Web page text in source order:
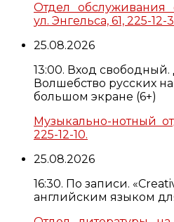
Отдел обслуживания
ул. Энгельса, 61, 225-12-
25.08.2026
13:00. Вход
Волшебство русских
большом экране (6+)
Музыкально-нотный
225-12-10.
25.08.2026
16:30. По записи.
английским языком